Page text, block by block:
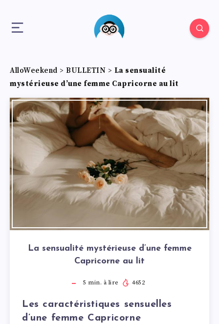
AlloWeekend > BULLETIN > La sensualité
mystérieuse d’une femme Capricorne au lit
La sensualité mystérieuse d’une femme
Capricorne au lit
5 min. à lire 4652
Les caractéristiques sensuelles
d’une femme Capricorne